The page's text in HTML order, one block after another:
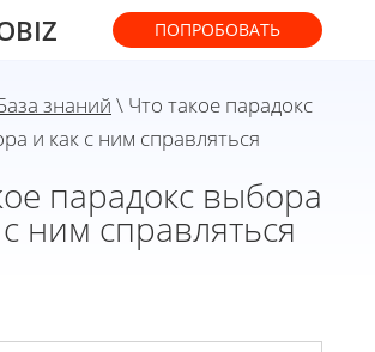
ПОПРОБОВАТЬ
знаний \ Что такое парадокс
и как с ним справляться
парадокс выбора
ним справляться